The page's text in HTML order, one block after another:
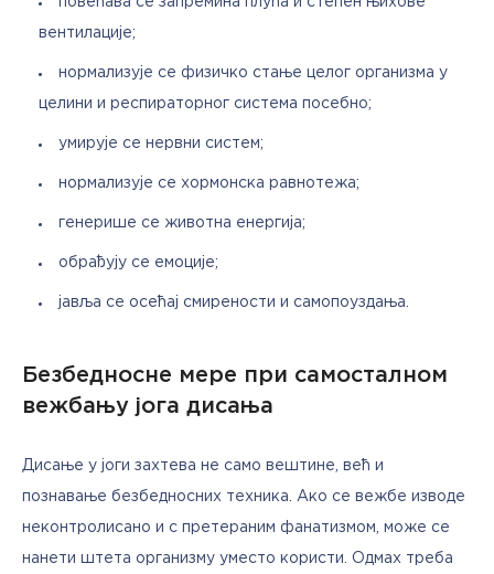
вентилације;
нормализује се физичко стање целог организма у
целини и респираторног система посебно;
умирује се нервни систем;
нормализује се хормонска равнотежа;
генерише се животна енергија;
обрађују се емоције;
јавља се осећај смирености и самопоуздања.
Безбедносне мере при самосталном
вежбању јога дисања
Дисање у јоги захтева не само вештине, већ и
познавање безбедносних техника. Ако се вежбе изводе
неконтролисано и с претераним фанатизмом, може се
нанети штета организму уместо користи. Одмах треба